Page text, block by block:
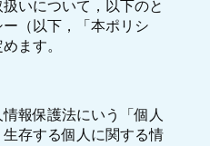
いについて，以下のと
（以下，「本ポリシ
ます。
報保護法にいう「個人
存する個人に関する情